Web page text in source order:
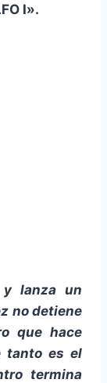
I».
y lanza un
no detiene
que hace
tanto es el
termina